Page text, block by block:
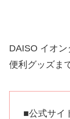
DAISO イオ
便利グッズま
■公式サイ